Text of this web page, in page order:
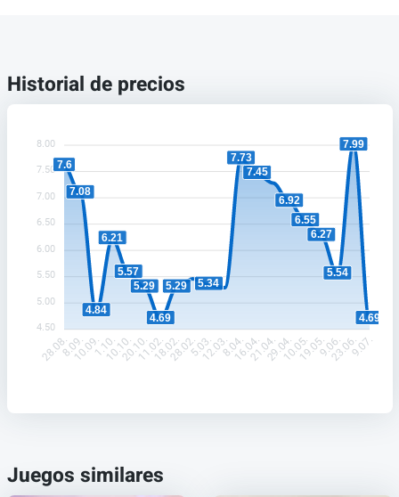
Historial de precios
8.00
7.50
7.00
6.50
6.00
5.50
5.00
4.50
7.6
7.08
4.84
6.21
5.57
5.29
4.69
5.29 5.34
7.73
7.45
6.92
6.55
6.27
5.54
7.99
4.69
28.08.8.09.10.09.1.10.10.10.20.10.11.02.18.02.28.02.5.03.12.03.8.04.16.04.21.04.29.04.10.05.19.05.9.06.23.06.9.07.
Juegos similares